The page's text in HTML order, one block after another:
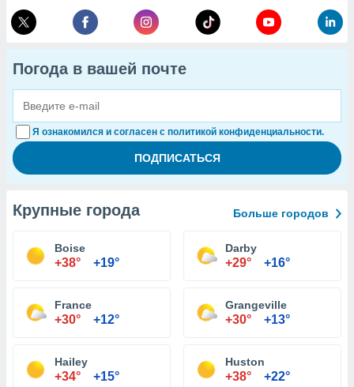
Погода в вашей почте
Я ознакомился и согласен с политикой конфиденциальности.
Крупные города Больше городов
Boise
+38° +19°
Darby
+29° +16°
France
+30° +12°
Grangeville
+30° +13°
Hailey
+34° +15°
Huston
+38° +22°